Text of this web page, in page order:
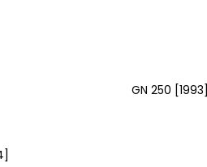
GN 250 [1993]